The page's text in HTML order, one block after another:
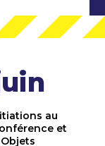
au
et